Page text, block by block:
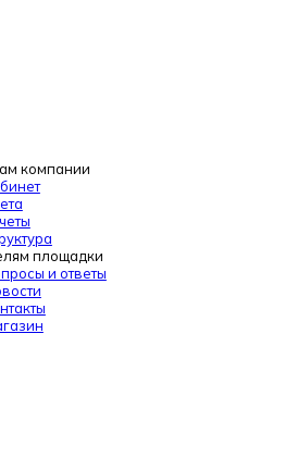
компании
площадки
и ответы